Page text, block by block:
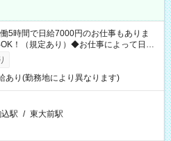
5時間で日給7000円のお仕事もありま
！（規定あり）◆お仕事によって日給
あり(勤務地により異なります)
駅 / 東大前駅